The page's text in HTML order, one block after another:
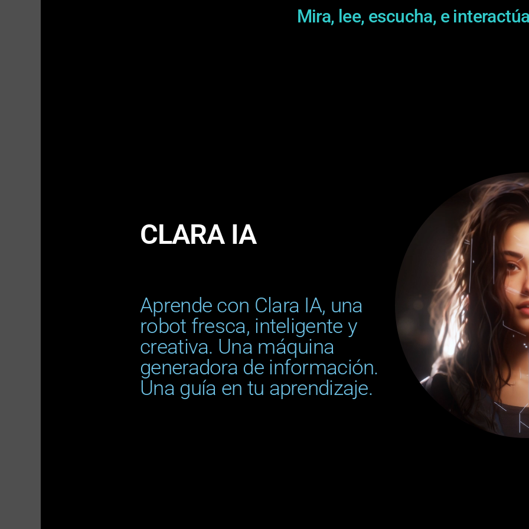
Mira, lee, escucha, e
CLARA IA
Aprende con Clara IA, una
robot fresca, inteligente y
creativa. Una máquina
generadora de información.
Una guía en tu aprendizaje.